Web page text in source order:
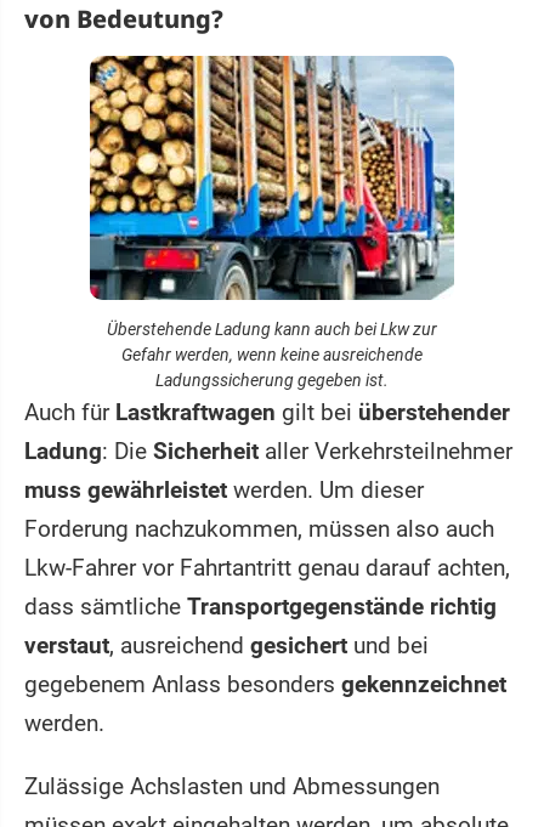
von Bedeutung?
Überstehende Ladung kann auch bei Lkw zur
Gefahr werden, wenn keine ausreichende
Ladungssicherung gegeben ist.
Auch für Lastkraftwagen gilt bei überstehender
Ladung: Die Sicherheit aller Verkehrsteilnehmer
muss gewährleistet werden. Um dieser
Forderung nachzukommen, müssen also auch
Lkw-Fahrer vor Fahrtantritt genau darauf achten,
dass sämtliche Transportgegenstände richtig
verstaut, ausreichend gesichert und bei
gegebenem Anlass besonders gekennzeichnet
werden.
Zulässige Achslasten und Abmessungen